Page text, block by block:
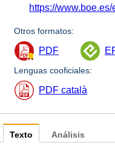
https://
Otros formatos:
PDF
Lenguas cooficiales:
PDF català
Texto Análisis